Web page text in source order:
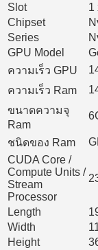
Slot
1
Chipset
Series
GPU Model
ความเร็ว GPU
ความเร็ว Ram
ขนาดความจุ
Ram
ชนิดของ Ram
CUDA Core /
Compute Units /
Stream
Processor
Length
Width
Height